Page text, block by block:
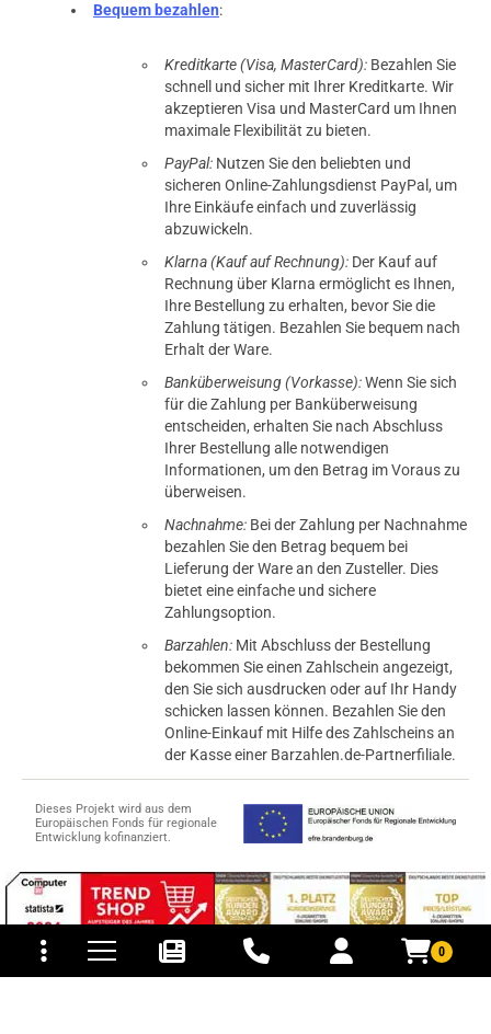
0
und Versandkosten
Bequem bezahlen:
Kreditkarte (Visa, MasterCard): Bezahlen Sie
schnell und sicher mit Ihrer Kreditkarte. Wir
akzeptieren Visa und MasterCard um Ihnen
maximale Flexibilität zu bieten.
PayPal: Nutzen Sie den beliebten und
sicheren Online-Zahlungsdienst PayPal, um
Ihre Einkäufe einfach und zuverlässig
abzuwickeln.
Klarna (Kauf auf Rechnung): Der Kauf auf
Rechnung über Klarna ermöglicht es Ihnen,
Ihre Bestellung zu erhalten, bevor Sie die
Zahlung tätigen. Bezahlen Sie bequem nach
Erhalt der Ware.
Banküberweisung (Vorkasse):Wenn Sie sich
für die Zahlung per Banküberweisung
entscheiden, erhalten Sie nach Abschluss
Ihrer Bestellung alle notwendigen
Informationen, um den Betrag im Voraus zu
überweisen.
Nachnahme: Bei der Zahlung per Nachnahme
bezahlen Sie den Betrag bequem bei
Lieferung der Ware an den Zusteller. Dies
bietet eine einfache und sichere
Zahlungsoption.
Barzahlen: Mit Abschluss der Bestellung
bekommen Sie einen Zahlschein angezeigt,
den Sie sich ausdrucken oder auf Ihr Handy
schicken lassen können. Bezahlen Sie den
Online-Einkauf mit Hilfe des Zahlscheins an
der Kasse einer Barzahlen.de-Partnerfiliale.
Dieses Projekt wird aus dem
Europäischen Fonds für regionale
Entwicklung kofinanziert.
© 2015-2026 PB-ViGoods GmbH